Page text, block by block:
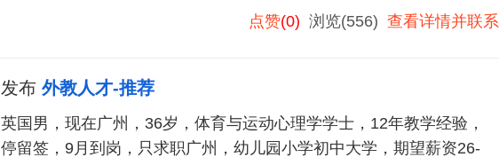
点赞(0) 浏览(556) 查看详情并联系
发布 外教人才-推荐
英国男，现在广州，36岁，体育与运动心理学学士，12年教学经验，
停留签，9月到岗，只求职广州，幼儿园小学初中大学，期望薪资26-